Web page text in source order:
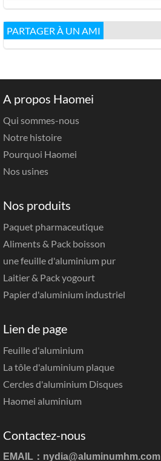
PARTAGER À UN AMI
A propos Haomei
Qui sommes-nous
Notre histoire
Pourquoi Haomei
Nos usines
Nos produits
Paquet pharmaceutique
Aliments & Pack boisson
une feuille d'aluminium pur
Laitier & Pack yogourt
Papier d'aluminium industriel
Lien de page
Feuille d'aluminium
La tôle d'aluminium plaque
Cercles d'aluminium Disques
Haomei aluminium
Contactez-nous
EMAIL： nydia@aluminumhm.com